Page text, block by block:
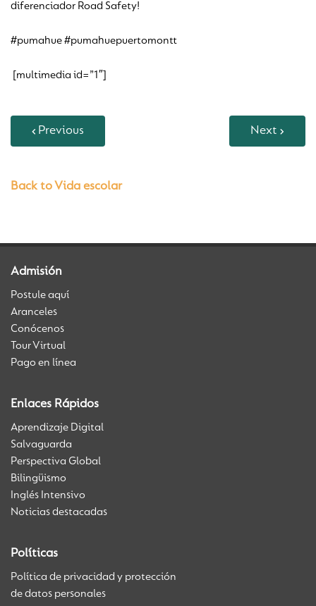
diferenciador Road Safety!
#pumahue #pumahuepuertomontt
[multimedia id=”1″]
Previous Next
Back to Vida escolar
Admisión
Postule aquí
Aranceles
Conócenos
Tour Virtual
Pago en línea
Enlaces Rápidos
Aprendizaje Digital
Salvaguarda
Perspectiva Global
Bilingüismo
Inglés Intensivo
Noticias destacadas
Políticas
Política de privacidad y protección
de datos personales